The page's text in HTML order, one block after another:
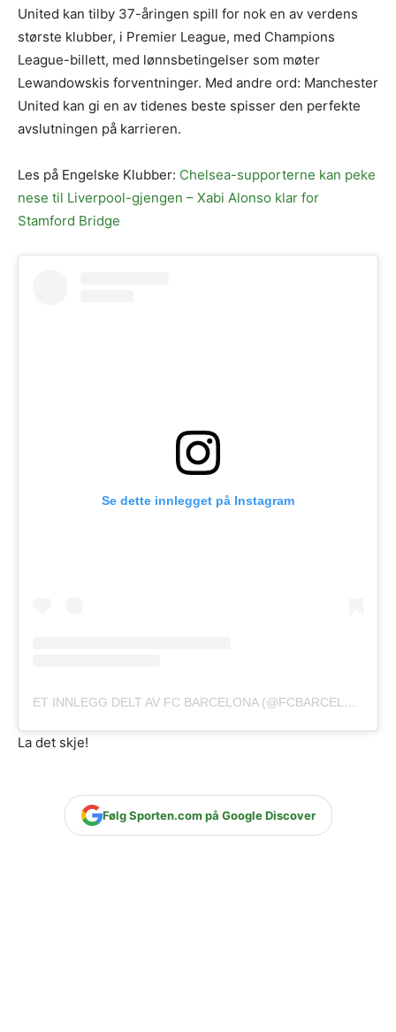
United kan tilby 37-åringen spill for nok en av verdens
største klubber, i Premier League, med Champions
League-billett, med lønnsbetingelser som møter
Lewandowskis forventninger. Med andre ord: Manchester
United kan gi en av tidenes beste spisser den perfekte
avslutningen på karrieren.
Les på Engelske Klubber: Chelsea-supporterne kan peke
nese til Liverpool-gjengen – Xabi Alonso klar for
Stamford Bridge
Se dette innlegget på Instagram
ET INNLEGG DELT AV FC BARCELONA (@FCBARCELONA)
La det skje!
Følg Sporten.com på Google Discover